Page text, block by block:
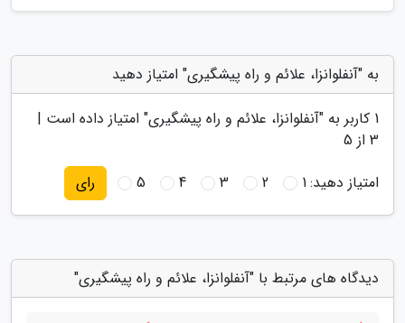
به "آنفلوانزا، علائم و راه پیشگیری" امتیاز دهید
1 کاربر به "آنفلوانزا، علائم و راه پیشگیری" امتیاز داده است |
3 از 5
امتیاز دهید:1
2
3
4
5 رای
دیدگاه های مرتبط با "آنفلوانزا، علائم و راه پیشگیری"